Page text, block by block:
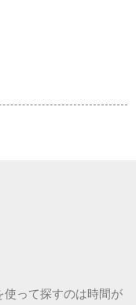
使って探すのは時間が